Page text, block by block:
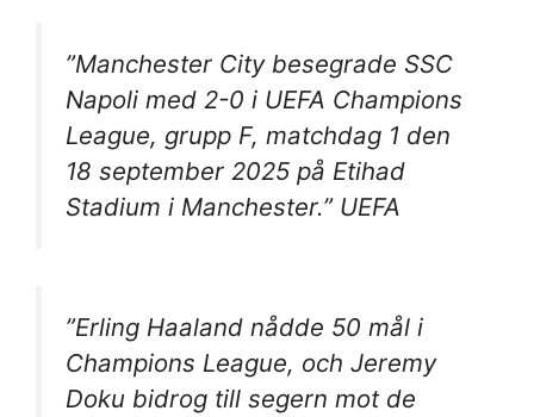
”Manchester City besegrade SSC
Napoli med 2-0 i UEFA Champions
League, grupp F, matchdag 1 den
18 september 2025 på Etihad
Stadium i Manchester.” UEFA
”Erling Haaland nådde 50 mål i
Champions League, och Jeremy
Doku bidrog till segern mot de